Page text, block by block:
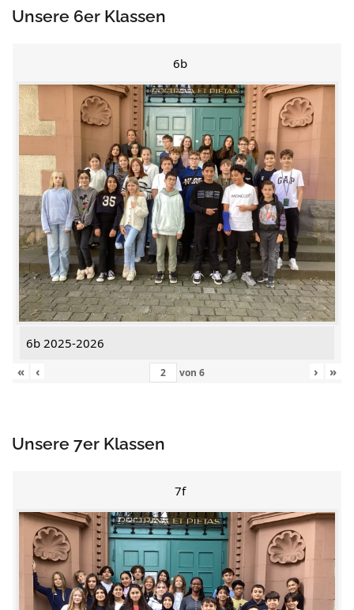
Unsere 6er Klassen
6b
6b 2025-2026
«
‹ von 6 › »
Unsere 7er Klassen
7f